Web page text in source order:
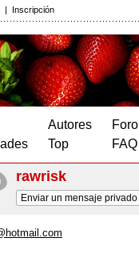
| Inscripción
Autores
Top
Foro
FAQ
rawrisk
Enviar un mensaje privado